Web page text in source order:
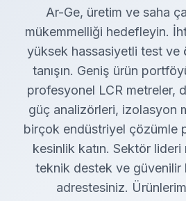
Ar-Ge, üretim ve saha
mükemmelliği hedefleyin.
yüksek hassasiyetli test ve
tanışın. Geniş ürün
profesyonel LCR metreler,
güç analizörleri, izolasyon
birçok endüstriyel çözümle
kesinlik katın. Sektör lideri
teknik destek ve güvenilir
adrestesiniz.